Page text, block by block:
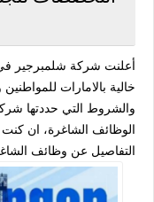
أعلنت شركة شلمبرجير
خالية بالامارات
والشروط التي حددتها
الوظائف الشاغرة، ان
التفاصيل عن وظائف